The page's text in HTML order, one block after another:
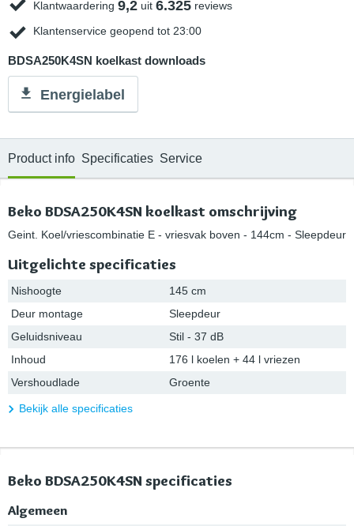
Klantwaardering 9,2 uit 6.325 reviews
Klantenservice geopend tot 23:00
BDSA250K4SN koelkast downloads
Energielabel
Product info Specificaties Service
Beko BDSA250K4SN koelkast omschrijving
Geint. Koel/vriescombinatie E - vriesvak boven - 144cm - Sleepdeur
Uitgelichte specificaties
Nishoogte
145 cm
Deur montage
Sleepdeur
Geluidsniveau
Stil - 37 dB
Inhoud
176 l koelen + 44 l vriezen
Vershoudlade
Groente
Bekijk alle specificaties
Beko BDSA250K4SN specificaties
Algemeen